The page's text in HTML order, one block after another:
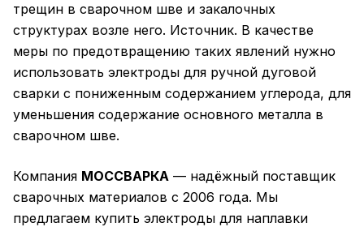
трещин в сварочном шве и закалочных
структурах возле него. Источник. В качестве
меры по предотвращению таких явлений нужно
использовать электроды для ручной дуговой
сварки с пониженным содержанием углерода, для
уменьшения содержание основного металла в
сварочном шве.
Компания МОССВАРКА — надёжный поставщик
сварочных материалов с 2006 года. Мы
предлагаем купить электроды для наплавки